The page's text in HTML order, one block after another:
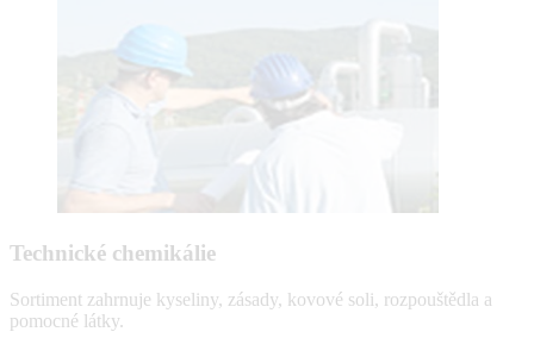
Technické chemikálie
Sortiment zahrnuje kyseliny, zásady, kovové soli, rozpouštědla a
pomocné látky.